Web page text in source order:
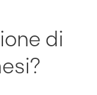
di